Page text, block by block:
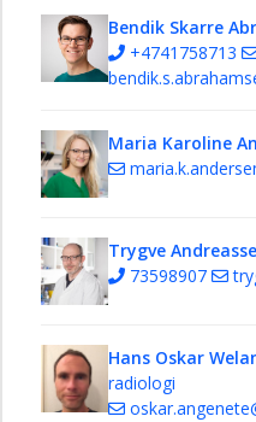
Bendik Skarre
+4741758713
Maria Karoline
Trygve
73598907
Hans Oskar
radiologi